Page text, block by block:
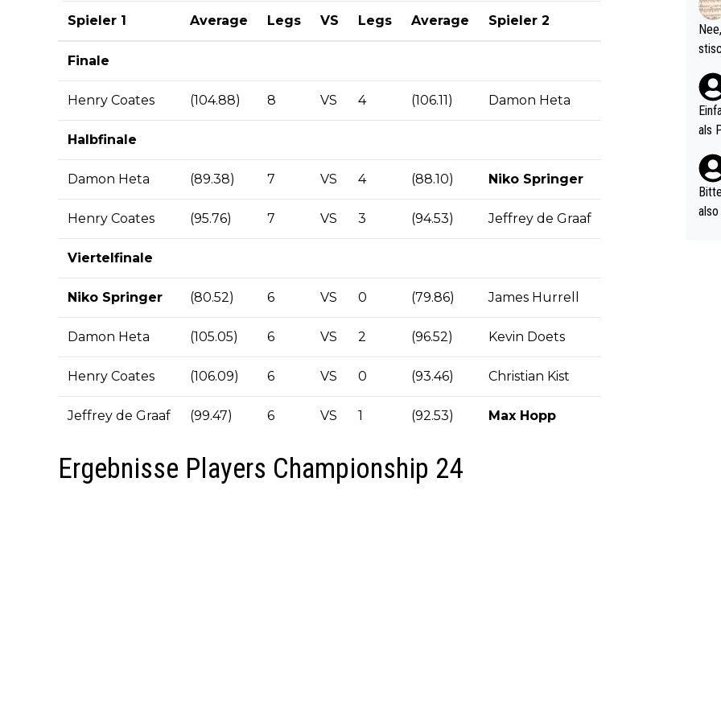
Spieler 1 Average Legs VS Legs Average Spieler 2
Finale
Henry Coates (104.88) 8 VS 4 (106.11) Damon Heta
Halbfinale
Damon Heta (89.38) 7 VS 4 (88.10) Niko Springer
Henry Coates (95.76) 7 VS 3 (94.53) Jeffrey de Graaf
Viertelfinale
Niko Springer (80.52) 6 VS 0 (79.86) James Hurrell
Damon Heta (105.05) 6 VS 2 (96.52) Kevin Doets
Henry Coates (106.09) 6 VS 0 (93.46) Christian Kist
Jeffrey de Graaf (99.47) 6 VS 1 (92.53) Max Hopp
Ergebnisse Players Championship 24
(in
als
nes
ttler
vV
als